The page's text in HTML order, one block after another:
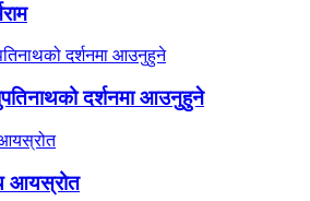
दर्शनमा आउनुहुने
आयस्रोत